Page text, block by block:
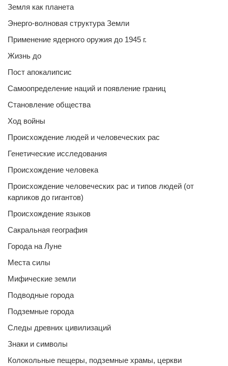
Земля как планета
Энерго-волновая структура Земли
Применение ядерного оружия до 1945 г.
Жизнь до
Пост апокалипсис
Самоопределение наций и появление границ
Становление общества
Ход войны
Происхождение людей и человеческих рас
Генетические исследования
Происхождение человека
Происхождение человеческих рас и типов людей (от
карликов до гигантов)
Происхождение языков
Сакральная география
Города на Луне
Места силы
Мифические земли
Подводные города
Подземные города
Следы древних цивилизаций
Знаки и символы
Колокольные пещеры, подземные храмы, церкви